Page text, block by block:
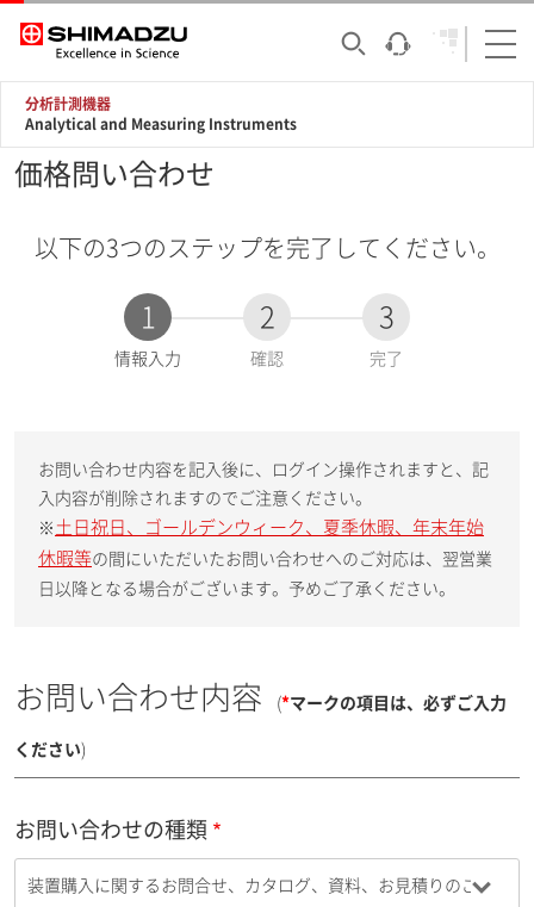
分析計測機器
Analytical and Measuring Instruments
価格問い合わせ
以下の3つのステップを完了してください。
1
現
情報入力
2
確認
3
完了
お問い合わせ内容を記入後に、ログイン操作されますと、記
入内容が削除されますのでご注意ください。
※ 土日祝日、ゴールデンウィーク、夏季休暇、年末年始
休暇等の間にいただいたお問い合わせへのご対応は、翌営業
日以降となる場合がございます。予めご了承ください。
お問い合わせ内容 (*マークの項目は、必ずご入力
ください)
お問い合わせの種類